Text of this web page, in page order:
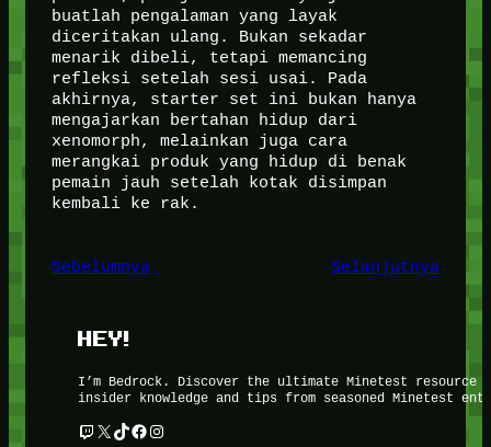
buatlah pengalaman yang layak
diceritakan ulang. Bukan sekadar
menarik dibeli, tetapi memancing
refleksi setelah sesi usai. Pada
akhirnya, starter set ini bukan hanya
mengajarkan bertahan hidup dari
xenomorph, melainkan juga cara
merangkai produk yang hidup di benak
pemain jauh setelah kotak disimpan
kembali ke rak.
Sebelumnya Selanjutnya
HEY!
I’m Bedrock. Discover the ultimate Minetest
insider knowledge and tips from seasoned Minetest
Twitch X TikTok Facebook Instagram